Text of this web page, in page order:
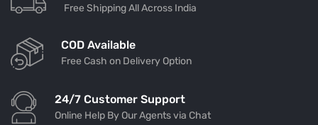
Free Shipping All Across India
COD Available
Free Cash on Delivery Option
24/7 Customer Support
Online Help By Our Agents via Chat